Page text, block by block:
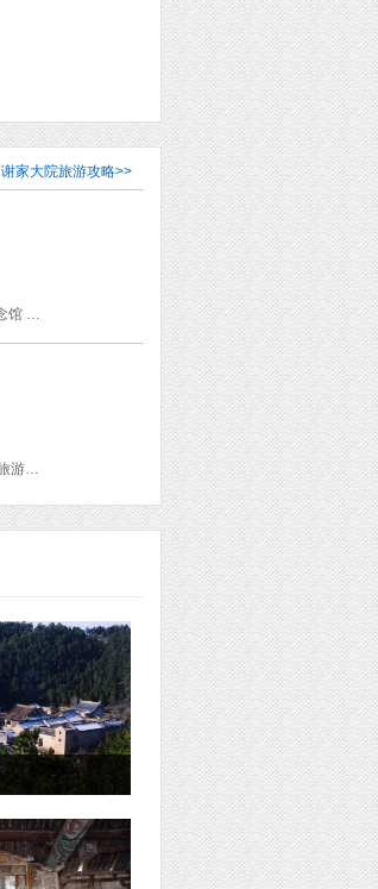
谢家大院旅游攻略>>
晋祠博物馆 中国煤炭博物馆 山西博物院 云冈石窟 晋华宫国家矿山公园 大同市博物馆 得胜堡 大同煤矿万人坑遗址纪念馆 湘峪古堡 皇城相府 柳氏民居 谢家大院 平遥古城 山西王家大院 乔家大院
晓峰风景区 三峡大瀑布 金狮洞 三游洞 水云岚酒店餐厅(万达店) 清江画廊 三峡游客中心 三峡人家 屈原故里 三峡大坝旅游区 西陵峡风景区 巫山小三峡 小小三峡 巫峡 瞿塘峡 白帝城.瞿塘峡景区 丰都鬼城名山景区 双桂山国家森林公园 汉庭酒店(重庆解放碑步行街中心店) 希岸酒店(重庆解放碑步行街洪崖洞店) 洪崖洞民俗风貌区 解放碑步行街 长江索道 湖广会馆 谢家大院 宋庆龄旧居 周公馆 歌乐山国家森林公园 白公馆 渣滓洞